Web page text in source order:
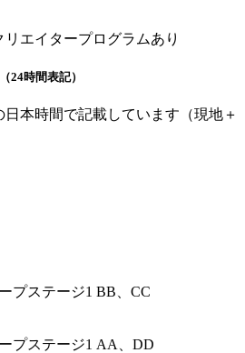
リエイタープログラムあり
24時間表記）
本時間で記載しています（現地＋
プステージ1 BB、CC
プステージ1 AA、DD